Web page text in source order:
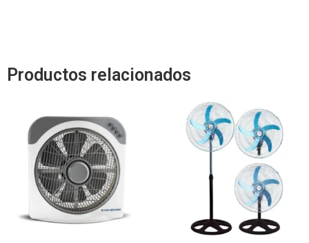
Productos relacionados